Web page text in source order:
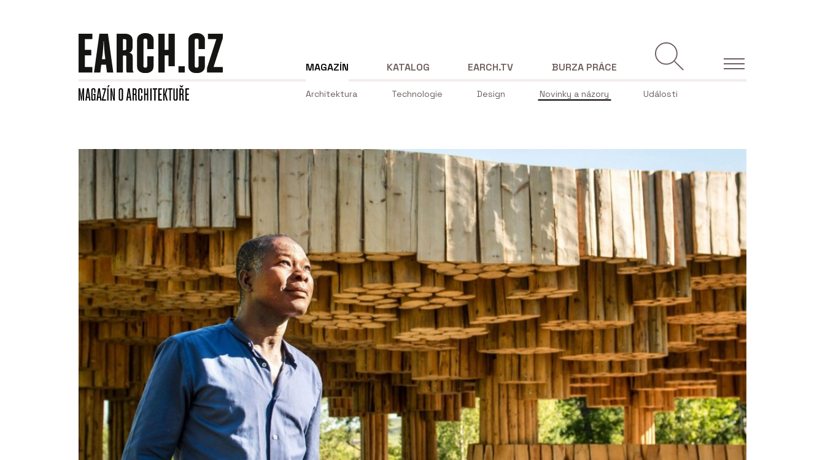
MAGAZÍN
Architektura Technologie Design Novinky a názory Události
KATALOG EARCH.TV BURZA PRÁCE